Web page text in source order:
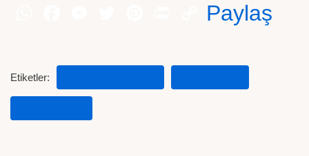
Paylaş
Etiketler: